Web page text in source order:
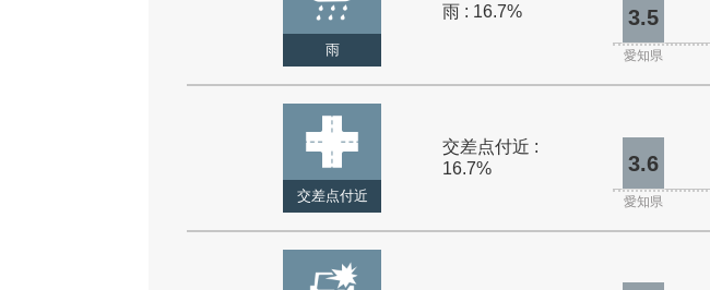
雨
雨 : 16.7% 3.5
愛知県
交差点付近
交差点付近 :
16.7%
3.6
愛知県